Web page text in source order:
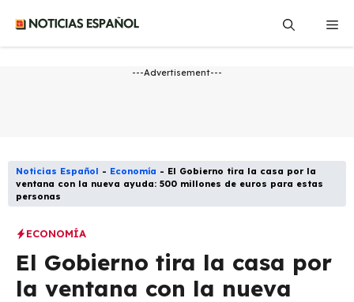
contenido
---Advertisement---
Noticias Español - Economía - El Gobierno tira la casa por la
ventana con la nueva ayuda: 500 millones de euros para estas
personas
ECONOMÍA
El Gobierno tira la casa por
la ventana con la nueva